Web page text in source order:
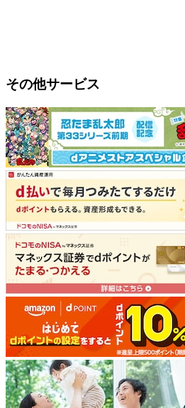
その他サービス